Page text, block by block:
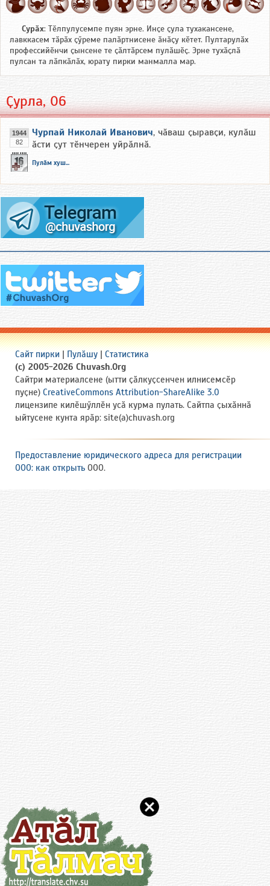
Сурӑх: Тӗлпулусемпе пуян эрне. Инҫе ҫула тухакансене,
лавккасем тӑрӑх ҫӳреме палӑртнисене ӑнӑҫу кӗтет. Пултарулӑх
профессийӗнчи ҫынсене те ҫӑлтӑрсем пулӑшӗҫ. Эрне тухӑҫлӑ
пулсан та лӑпкӑлӑх, юрату пирки манмалла мар.
Ҫурла, 06
1944
82
Чурпай Николай Иванович, чӑваш ҫыравҫи, кулӑш
ӑсти ҫут тӗнчерен уйрӑлнӑ.
Пулӑм хуш...
Сайт пирки | Пулӑшу | Статистика
(c) 2005-2026 Chuvash.Org
Сайтри материалсене (ытти ҫӑлкуҫсенчен илнисемсӗр
пуҫне) CreativeCommons Attribution-ShareAlike 3.0
лицензипе килӗшӳллӗн усӑ курма пулать. Сайтпа ҫыхӑннӑ
ыйтусене кунта ярӑр: site(a)chuvash.org
Предоставление юридического адреса для регистрации
ООО: как открыть ООО.